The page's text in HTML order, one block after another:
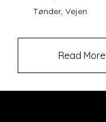
Tønder, Vejen
Read More